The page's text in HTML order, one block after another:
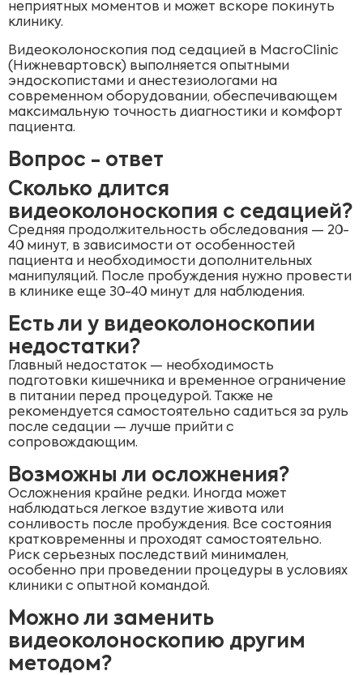
неприятных моментов и может вскоре покинуть
клинику.
Видеоколоноскопия под седацией в MacroClinic
(Нижневартовск) выполняется опытными
эндоскопистами и анестезиологами на
современном оборудовании, обеспечивающем
максимальную точность диагностики и комфорт
пациента.
Вопрос - ответ
Сколько длится
видеоколоноскопия с седацией?
Средняя продолжительность обследования — 20-
40 минут, в зависимости от особенностей
пациента и необходимости дополнительных
манипуляций. После пробуждения нужно провести
в клинике еще 30-40 минут для наблюдения.
Есть ли у видеоколоноскопии
недостатки?
Главный недостаток — необходимость
подготовки кишечника и временное ограничение
в питании перед процедурой. Также не
рекомендуется самостоятельно садиться за руль
после седации — лучше прийти с
сопровождающим.
Возможны ли осложнения?
Осложнения крайне редки. Иногда может
наблюдаться легкое вздутие живота или
сонливость после пробуждения. Все состояния
кратковременны и проходят самостоятельно.
Риск серьезных последствий минимален,
особенно при проведении процедуры в условиях
клиники с опытной командой.
Можно ли заменить
видеоколоноскопию другим
методом?